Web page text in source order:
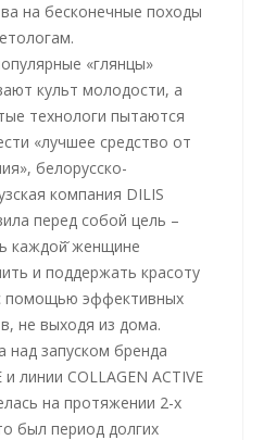
на бесконечные походы
«глянцы»
культ молодости, а
технологи пытаются
«лучшее средство от
белорусско-
компания DILIS
перед собой цель –
каждой̆ женщине
и поддержать красоту
помощью эффективных
не выходя из дома.
над запуском бренда
и линии COLLAGEN ACTIVE
на протяжении 2-х
был период долгих